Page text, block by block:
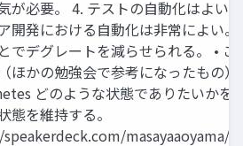
が必要。 4. テストの自動化はよい
開発における自動化は非常によい
でデグレートを減らせられる。 • こ
ほかの勉強会で参考になったもの）
どのような状態でありたいかを
態を維持する。
masayaaoyama/